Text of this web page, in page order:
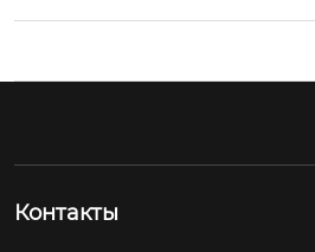
Контакты